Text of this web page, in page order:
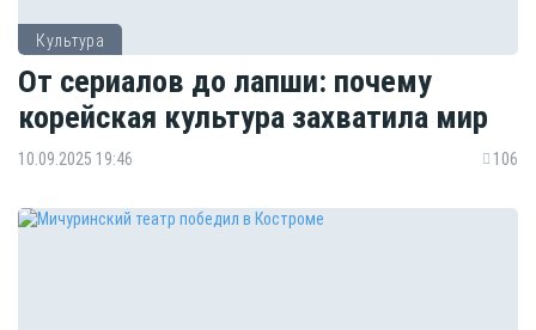
Культура
От сериалов до лапши: почему
корейская культура захватила мир
10.09.2025 19:46 106